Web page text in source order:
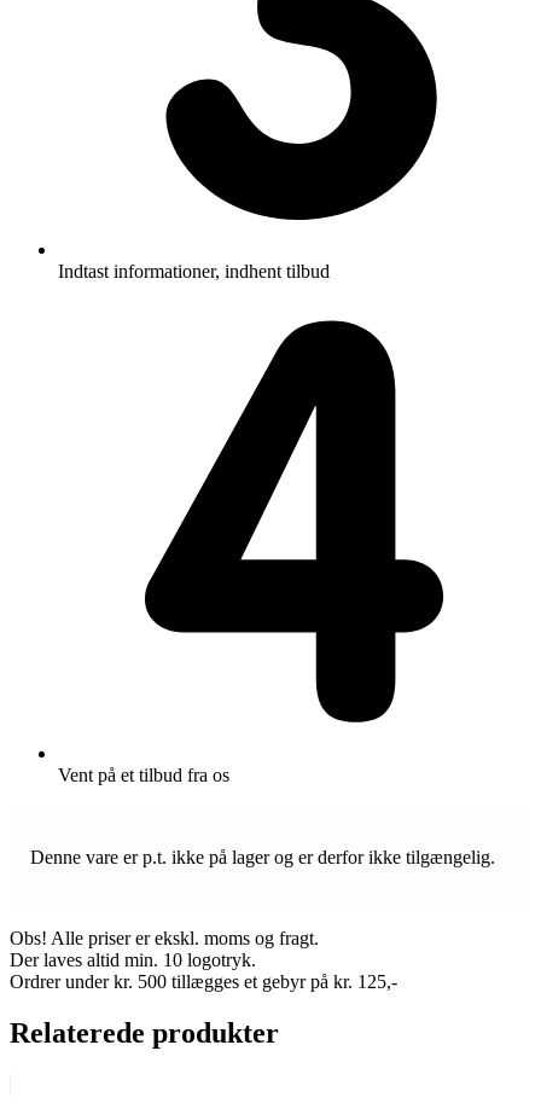
Indtast informationer, indhent tilbud
Vent på et tilbud fra os
Denne vare er p.t. ikke på lager og er derfor ikke tilgængelig.
Obs! Alle priser er ekskl. moms og fragt.
Der laves altid min. 10 logotryk.
Ordrer under kr. 500 tillægges et gebyr på kr. 125,-
Relaterede produkter